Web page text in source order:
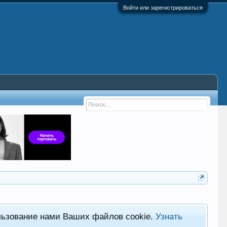
Войти или зарегистрироваться
нами Ваших файлов cookie.Узнать